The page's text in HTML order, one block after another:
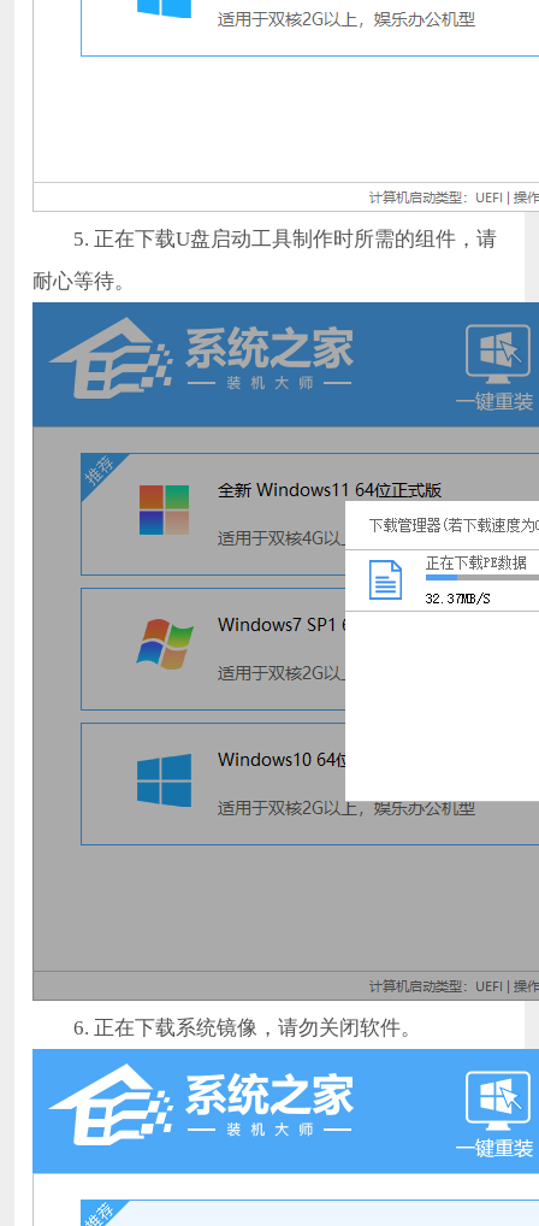
5. 正在下载U盘启动工具制作时所需的组件，请
耐心等待。
6. 正在下载系统镜像，请勿关闭软件。